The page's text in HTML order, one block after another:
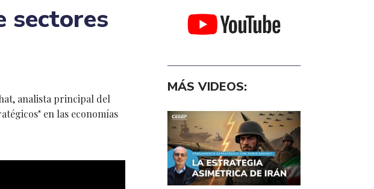
sectores
analista principal del
en las economías
MÁS VIDEOS: